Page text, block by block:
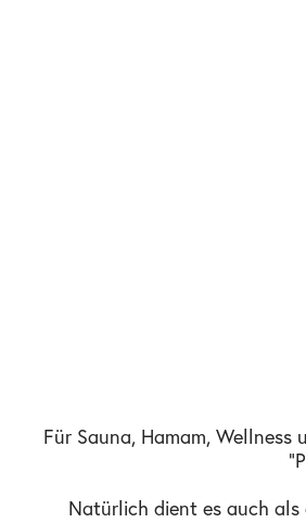
Für Sauna, Hamam,
Natürlich dient es auch als